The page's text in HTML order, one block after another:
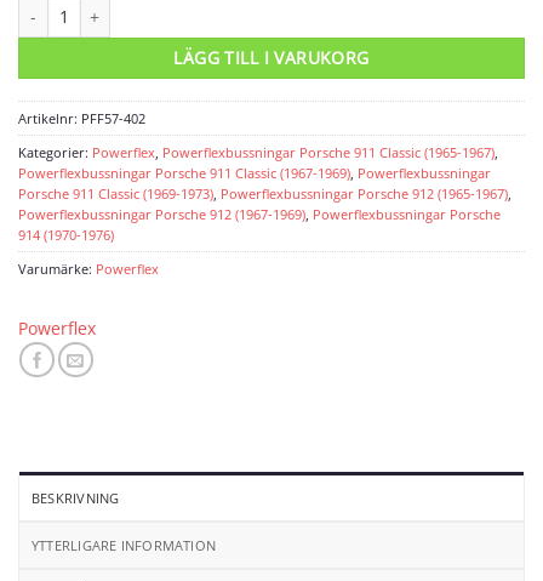
LÄGG TILL I VARUKORG
Artikelnr: PFF57-402
Kategorier: Powerflex, Powerflexbussningar Porsche 911 Classic (1965-1967),
Powerflexbussningar Porsche 911 Classic (1967-1969), Powerflexbussningar
Porsche 911 Classic (1969-1973), Powerflexbussningar Porsche 912 (1965-1967),
Powerflexbussningar Porsche 912 (1967-1969), Powerflexbussningar Porsche
914 (1970-1976)
Varumärke: Powerflex
Powerflex
BESKRIVNING
YTTERLIGARE INFORMATION